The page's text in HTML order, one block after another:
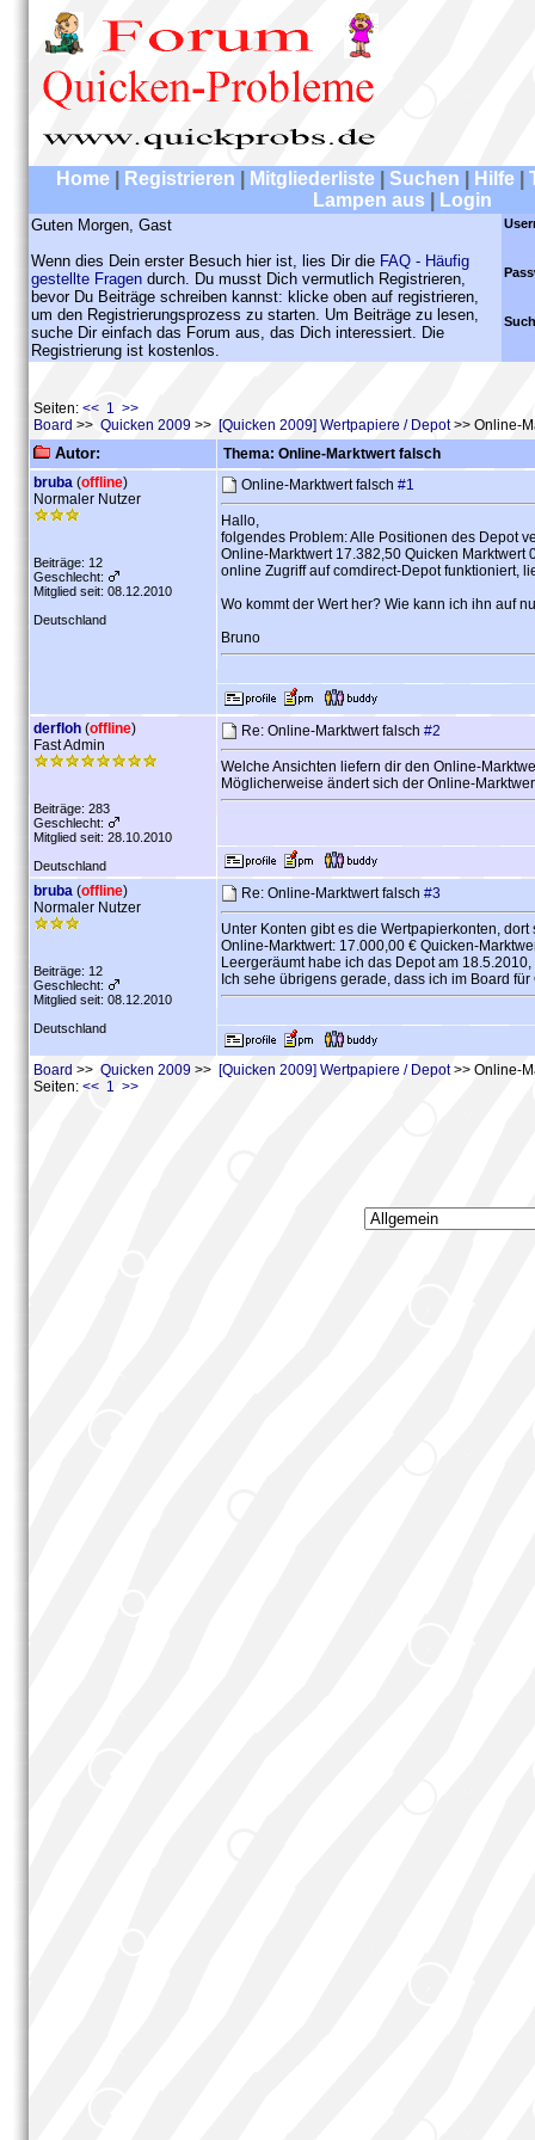
Home Registrieren Mitgliederliste Suchen Hilfe
Lampen aus
Login
Guten Morgen, Gast
Wenn dies Dein erster Besuch hier ist, lies Dir die FAQ - Häufig
gestellte Fragen durch. Du musst Dich vermutlich Registrieren,
bevor Du Beiträge schreiben kannst: klicke oben auf registrieren,
um den Registrierungsprozess zu starten. Um Beiträge zu lesen,
suche Dir einfach das Forum aus, das Dich interessiert. Die
Registrierung ist kostenlos.
Seiten: << 1 >>
Board >> Quicken 2009 >> [Quicken 2009] Wertpapiere / Depot>> Online-
Autor:
Thema: Online-Marktwert falsch
bruba (offline)
Normaler Nutzer
Beiträge: 12
Geschlecht:
Mitglied seit: 08.12.2010
Deutschland
Online-Marktwert falsch #1
Hallo,
folgendes Problem: Alle Positionen des Depot
Online-Marktwert 17.382,50 Quicken Marktwert
online Zugriff auf comdirect-Depot funktioniert,
Wo kommt der Wert her? Wie kann ich ihn auf
Bruno
derfloh (offline)
Fast Admin
Beiträge: 283
Geschlecht:
Mitglied seit: 28.10.2010
Deutschland
Re: Online-Marktwert falsch #2
Welche Ansichten liefern dir den Online-
Möglicherweise ändert sich der Online-
bruba (offline)
Normaler Nutzer
Beiträge: 12
Geschlecht:
Mitglied seit: 08.12.2010
Deutschland
Re: Online-Marktwert falsch #3
Unter Konten gibt es die Wertpapierkonten,
Online-Marktwert: 17.000,00 € Quicken-
Leergeräumt habe ich das Depot am
Ich sehe übrigens gerade, dass ich im Board
Board >> Quicken 2009 >> [Quicken 2009] Wertpapiere / Depot>> Online-
Seiten: << 1 >>